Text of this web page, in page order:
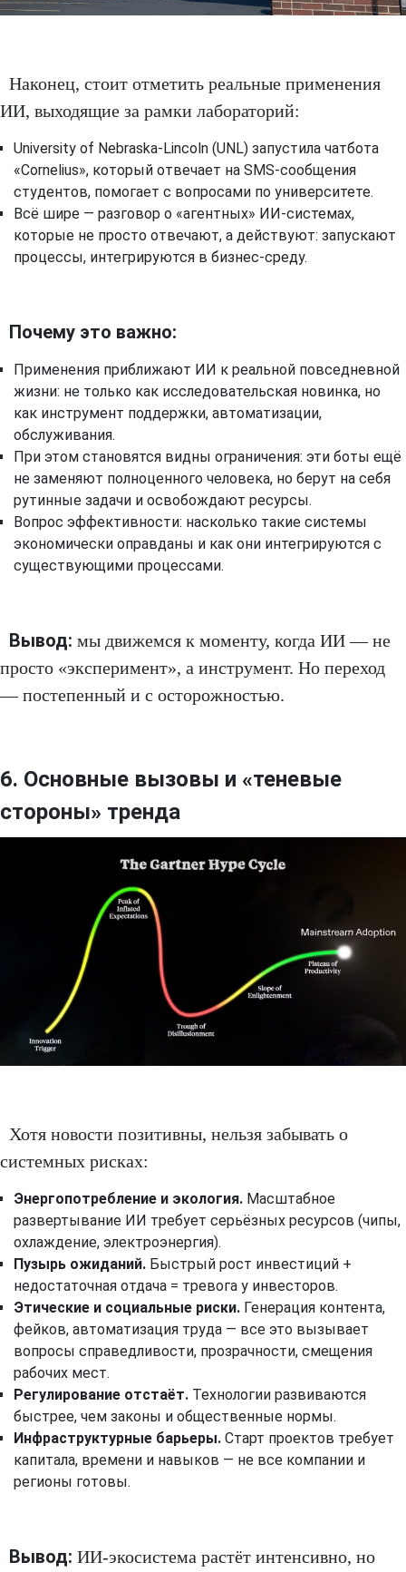
Наконец, стоит отметить реальные применения
ИИ, выходящие за рамки лабораторий:
University of Nebraska‑Lincoln (UNL) запустила чатбота
«Cornelius», который отвечает на SMS-сообщения
студентов, помогает с вопросами по университете.
Всё шире — разговор о «агентных» ИИ-системах,
которые не просто отвечают, а действуют: запускают
процессы, интегрируются в бизнес-среду.
Почему это важно:
Применения приближают ИИ к реальной повседневной
жизни: не только как исследовательская новинка, но
как инструмент поддержки, автоматизации,
обслуживания.
При этом становятся видны ограничения: эти боты ещё
не заменяют полноценного человека, но берут на себя
рутинные задачи и освобождают ресурсы.
Вопрос эффективности: насколько такие системы
экономически оправданы и как они интегрируются с
существующими процессами.
Вывод: мы движемся к моменту, когда ИИ — не
просто «эксперимент», а инструмент. Но переход
— постепенный и с осторожностью.
6. Основные вызовы и «теневые
стороны» тренда
Хотя новости позитивны, нельзя забывать о
системных рисках:
Энергопотребление и экология. Масштабное
развертывание ИИ требует серьёзных ресурсов (чипы,
охлаждение, электроэнергия).
Пузырь ожиданий. Быстрый рост инвестиций +
недостаточная отдача = тревога у инвесторов.
Этические и социальные риски. Генерация контента,
фейков, автоматизация труда — все это вызывает
вопросы справедливости, прозрачности, смещения
рабочих мест.
Регулирование отстаёт. Технологии развиваются
быстрее, чем законы и общественные нормы.
Инфраструктурные барьеры. Старт проектов требует
капитала, времени и навыков — не все компании и
регионы готовы.
Вывод: ИИ-экосистема растёт интенсивно, но